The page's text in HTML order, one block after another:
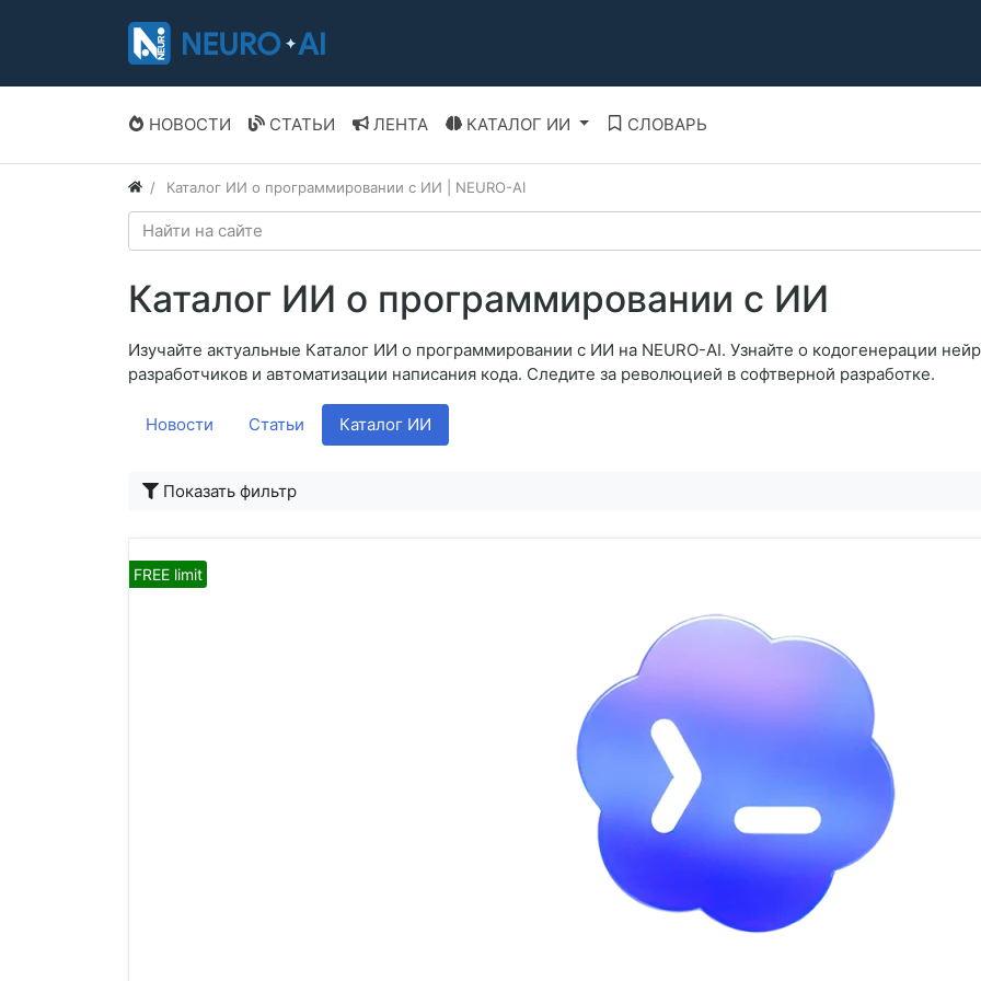
НОВОСТИ СТАТЬИ ЛЕНТА КАТАЛОГ ИИ СЛОВАРЬ
Каталог ИИ о программировании с ИИ | NEURO-AI
Каталог ИИ о программировании с ИИ
Изучайте актуальные Каталог ИИ о программировании с ИИ на NEURO-AI. Узнайте о кодогенерации
разработчиков и автоматизации написания кода. Следите за революцией в софтверной разработке.
Новости Статьи Каталог ИИ
Показать фильтр
FREE limit